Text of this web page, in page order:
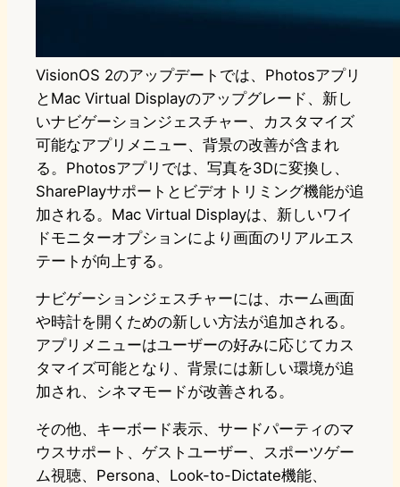
VisionOS 2のアップデートでは、Photosアプリ
とMac Virtual Displayのアップグレード、新し
いナビゲーションジェスチャー、カスタマイズ
可能なアプリメニュー、背景の改善が含まれ
る。Photosアプリでは、写真を3Dに変換し、
SharePlayサポートとビデオトリミング機能が追
加される。Mac Virtual Displayは、新しいワイ
ドモニターオプションにより画面のリアルエス
テートが向上する。
ナビゲーションジェスチャーには、ホーム画面
や時計を開くための新しい方法が追加される。
アプリメニューはユーザーの好みに応じてカス
タマイズ可能となり、背景には新しい環境が追
加され、シネマモードが改善される。
その他、キーボード表示、サードパーティのマ
ウスサポート、ゲストユーザー、スポーツゲー
ム視聴、Persona、Look-to-Dictate機能、